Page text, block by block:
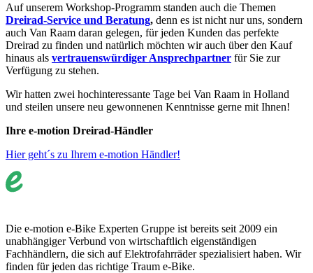
Auf unserem Workshop-Programm standen auch die Themen
Dreirad-Service und Beratung, denn es ist nicht nur uns, sondern
auch Van Raam daran gelegen, für jeden Kunden das perfekte
Dreirad zu finden und natürlich möchten wir auch über den Kauf
hinaus als vertrauenswürdiger Ansprechpartner für Sie zur
Verfügung zu stehen.
Wir hatten zwei hochinteressante Tage bei Van Raam in Holland
und steilen unsere neu gewonnenen Kenntnisse gerne mit Ihnen!
Ihre e-motion Dreirad-Händler
Hier geht´s zu Ihrem e-motion Händler!
Die e-motion e-Bike Experten Gruppe ist bereits seit 2009 ein
unabhängiger Verbund von wirtschaftlich eigenständigen
Fachhändlern, die sich auf Elektrofahrräder spezialisiert haben. Wir
finden für jeden das richtige Traum e-Bike.